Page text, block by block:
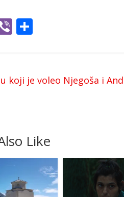
Vi
b
e
koji je voleo Njegoša i
Like